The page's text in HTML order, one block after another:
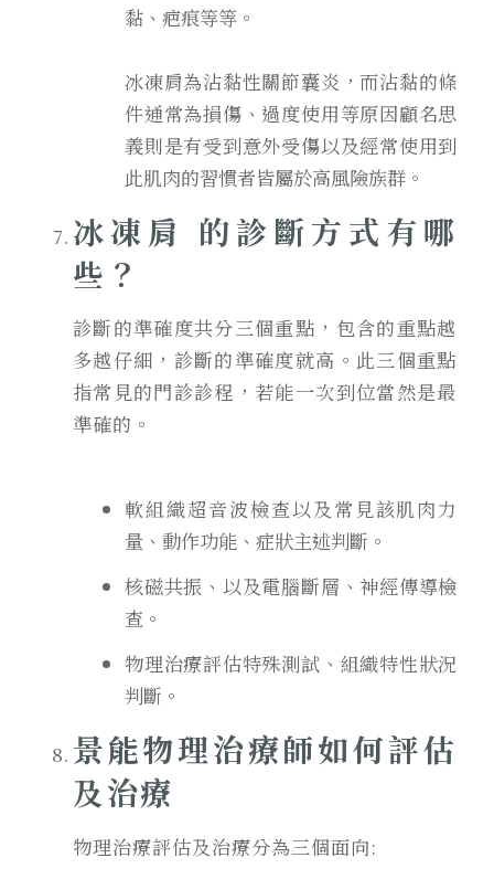
黏、疤痕等等。
冰凍肩為沾黏性關節囊炎，而沾黏的條
件通常為損傷、過度使用等原因顧名思
義則是有受到意外受傷以及經常使用到
此肌肉的習慣者皆屬於高風險族群。
冰凍肩 的診斷方式有哪
些？
診斷的準確度共分三個重點，包含的重點越
多越仔細，診斷的準確度就高。此三個重點
指常見的門診診程，若能一次到位當然是最
準確的。
軟組織超音波檢查以及常見該肌肉力
量、動作功能、症狀主述判斷。
核磁共振、以及電腦斷層、神經傳導檢
查。
物理治療評估特殊測試、組織特性狀況
判斷。
景能物理治療師如何評估
及治療
物理治療評估及治療分為三個面向: